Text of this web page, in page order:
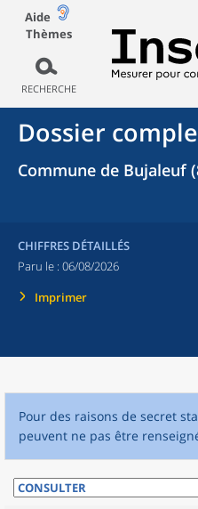
Aide
Thèmes
RECHERCHE
Dossier
Commune de Bujaleuf
CHIFFRES DÉTAILLÉS
Paru le : 06/08/2026
Imprimer
Pour des raisons de secret
peuvent ne pas être